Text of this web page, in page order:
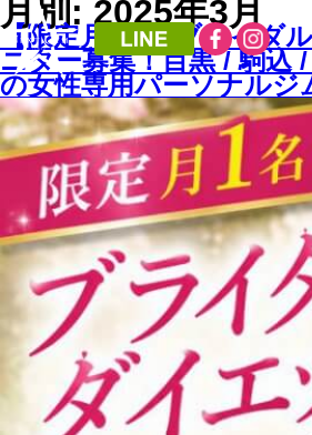
月別: 2025年3月
【限定月1名】ブライダ
ニター募集！目黒 / 駒込
の女性専用パーソナルジ